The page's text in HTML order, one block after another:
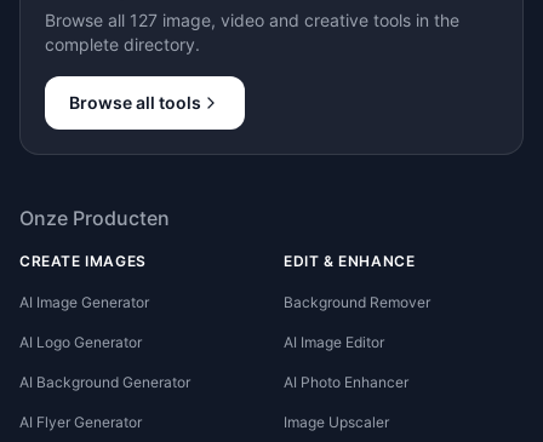
Browse all 127 image, video and creative tools in the
complete directory.
Browse all tools
Onze Producten
CREATE IMAGES
AI Image Generator
AI Logo Generator
AI Background Generator
AI Flyer Generator
EDIT & ENHANCE
Background Remover
AI Image Editor
AI Photo Enhancer
Image Upscaler